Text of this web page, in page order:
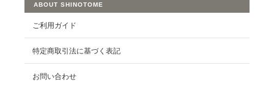
ABOUT SHINOTOME
ご利用ガイド
特定商取引法に基づく表記
お問い合わせ